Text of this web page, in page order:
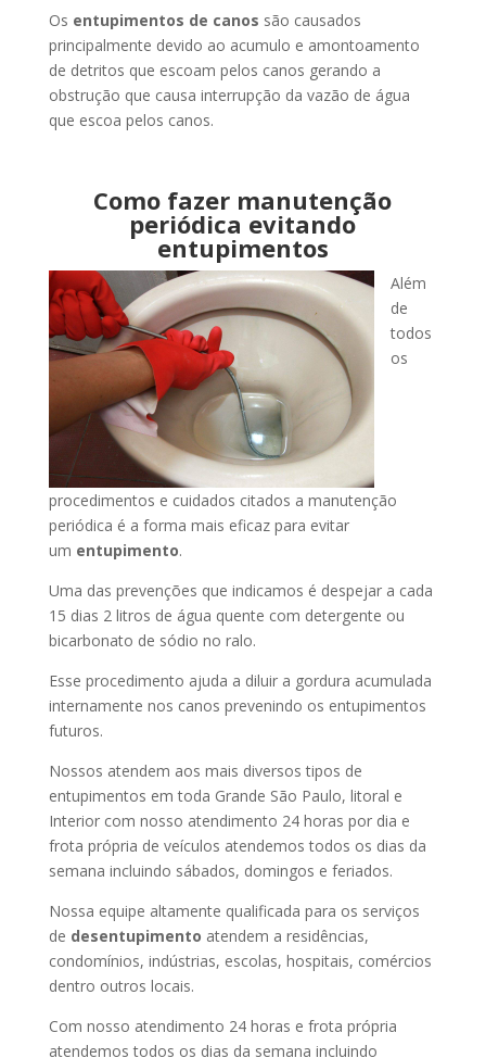
Os entupimentos de canos são causados
principalmente devido ao acumulo e amontoamento
de detritos que escoam pelos canos gerando a
obstrução que causa interrupção da vazão de água
que escoa pelos canos.
Como fazer manutenção
periódica evitando
entupimentos
Além
de
todos
os
procedimentos e cuidados citados a manutenção
periódica é a forma mais eficaz para evitar
um entupimento.
Uma das prevenções que indicamos é despejar a cada
15 dias 2 litros de água quente com detergente ou
bicarbonato de sódio no ralo.
Esse procedimento ajuda a diluir a gordura acumulada
internamente nos canos prevenindo os entupimentos
futuros.
Nossos atendem aos mais diversos tipos de
entupimentos em toda Grande São Paulo, litoral e
Interior com nosso atendimento 24 horas por dia e
frota própria de veículos atendemos todos os dias da
semana incluindo sábados, domingos e feriados.
Nossa equipe altamente qualificada para os serviços
de desentupimento atendem a residências,
condomínios, indústrias, escolas, hospitais, comércios
dentro outros locais.
Com nosso atendimento 24 horas e frota própria
atendemos todos os dias da semana incluindo